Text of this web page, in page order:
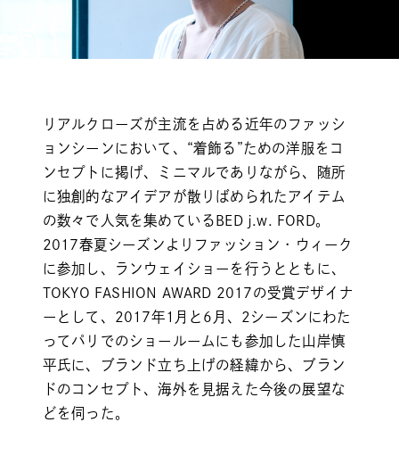
リアルクローズが主流を占める近年のファッシ
ョンシーンにおいて、“着飾る”ための洋服をコ
ンセプトに掲げ、ミニマルでありながら、随所
に独創的なアイデアが散りばめられたアイテム
の数々で人気を集めているBED j.w. FORD。
2017春夏シーズンよりファッション・ウィーク
に参加し、ランウェイショーを行うとともに、
TOKYO FASHION AWARD 2017の受賞デザイナ
ーとして、2017年1月と6月、2シーズンにわた
ってパリでのショールームにも参加した山岸慎
平氏に、ブランド立ち上げの経緯から、ブラン
ドのコンセプト、海外を見据えた今後の展望な
どを伺った。